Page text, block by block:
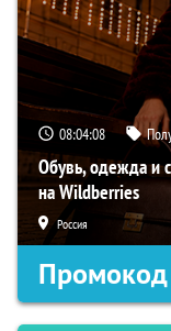
08:04:07
Обувь, одежда и
на Wildberries
Россия
Промокод